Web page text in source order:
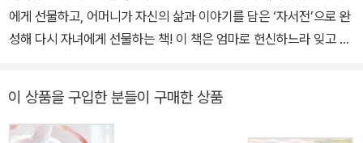
에게 선물하고, 어머니가 자신의 삶과 이야기를 담은 ‘자서전’으로 완
성해 다시 자녀에게 선물하는 책! 이 책은 엄마로 헌신하느라 잊고 살
사이에서 ‘자서전 쓰기’ 열풍을 일으켰던 《아빠, 당신의 이야기를 들
려주세요》와 함께 나란히 2025년 아마존 종합 베스트셀러 1위에 오
이 상품을 구입한 분들이 구매한 상품